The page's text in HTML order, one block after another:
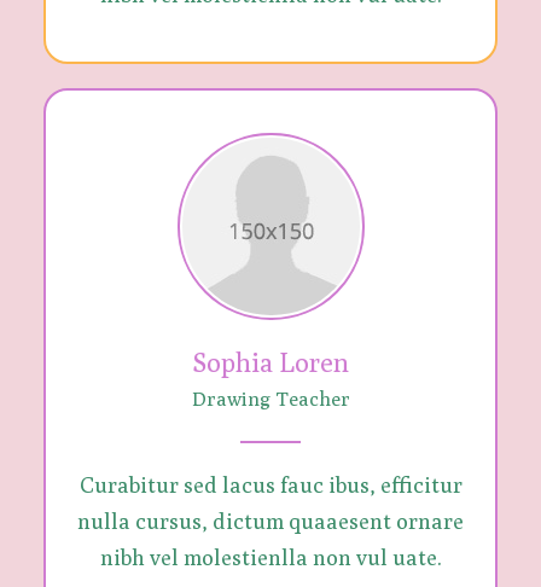
Sophia Loren
Drawing Teacher
Curabitur sed lacus fauc ibus, efficitur
nulla cursus, dictum quaaesent ornare
nibh vel molestienlla non vul uate.